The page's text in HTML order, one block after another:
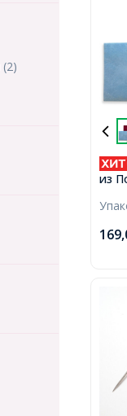
(2)
из